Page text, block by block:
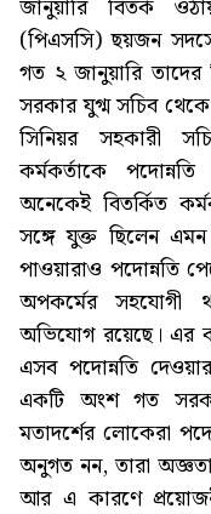
জানুয়ারি বিতর্ক
(পিএসসি) ছয়জন
গত ২ জানুয়ারি তাদের
সরকার যুগ্ম সচিব
সিনিয়র সহকারী
কর্মকর্তাকে
অনেকেই বিতর্কিত
সঙ্গে যুক্ত ছিলেন এমন
পাওয়ারাও পদোন্নতি
অপকর্মের সহযোগী
অভিযোগ রয়েছে। এর
এসব পদোন্নতি
একটি অংশ গত
মতাদর্শের লোকেরা
অনুগত নন, তারা
আর এ কারণে